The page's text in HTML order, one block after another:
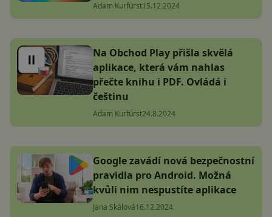
Adam Kurfürst15.12.2024
Na Obchod Play přišla skvělá
aplikace, která vám nahlas
přečte knihu i PDF. Ovládá i
češtinu
Adam Kurfürst24.8.2024
Google zavádí nová bezpečnostní
pravidla pro Android. Možná
kvůli nim nespustíte aplikace
Jana Skálová16.12.2024